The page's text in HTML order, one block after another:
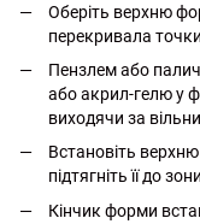
Оберіть верхню
перекривала
Пензлем або
або акрил-гелю у
виходячи за
Встановіть
підтягніть її до
Кінчик форми